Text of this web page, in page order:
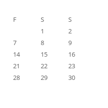
F S
S
1
2
7 8
9
14 15
16
21 22
23
28 29
30